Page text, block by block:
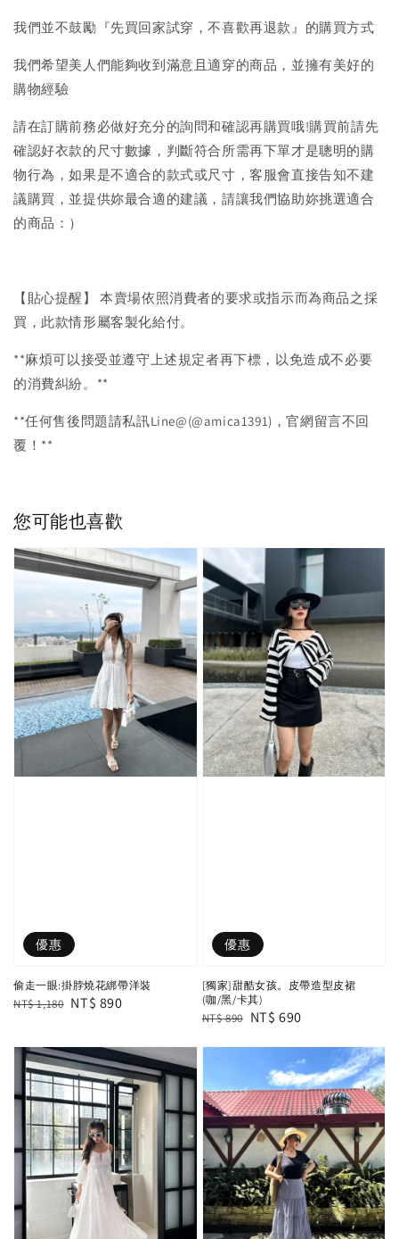
我們並不鼓勵『先買回家試穿，不喜歡再退款』的購買方式
我們希望美人們能夠收到滿意且適穿的商品，並擁有美好的
購物經驗
請在訂購前務必做好充分的詢問和確認再購買哦!購買前請先
確認好衣款的尺寸數據，判斷符合所需再下單才是聰明的購
物行為，如果是不適合的款式或尺寸，客服會直接告知不建
議購買，並提供妳最合適的建議，請讓我們協助妳挑選適合
的商品：）
【貼心提醒】 本賣場依照消費者的要求或指示而為商品之採
買，此款情形屬客製化給付。
**麻煩可以接受並遵守上述規定者再下標，以免造成不必要
的消費糾紛。**
**任何售後問題請私訊Line@(@amica1391)，官網留言不回
覆！**
您可能也喜歡
優惠
偷走一眼:掛脖燒花綁帶洋裝
Regular
NT$ 1,180 Sale
NT$ 890
優惠
[獨家]甜酷女孩。皮帶造型皮裙
(咖/黑/卡其)
Regular
NT$ 890 Sale
NT$ 690